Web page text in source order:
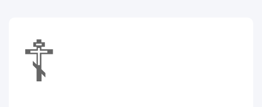
☦